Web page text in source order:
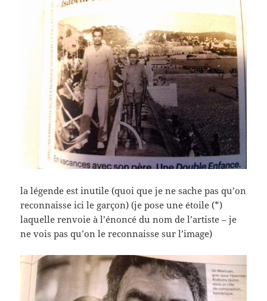
la légende est inutile (quoi que je ne sache pas qu’on
reconnaisse ici le garçon) (je pose une étoile (*)
laquelle renvoie à l’énoncé du nom de l’artiste – je
ne vois pas qu’on le reconnaisse sur l’image)